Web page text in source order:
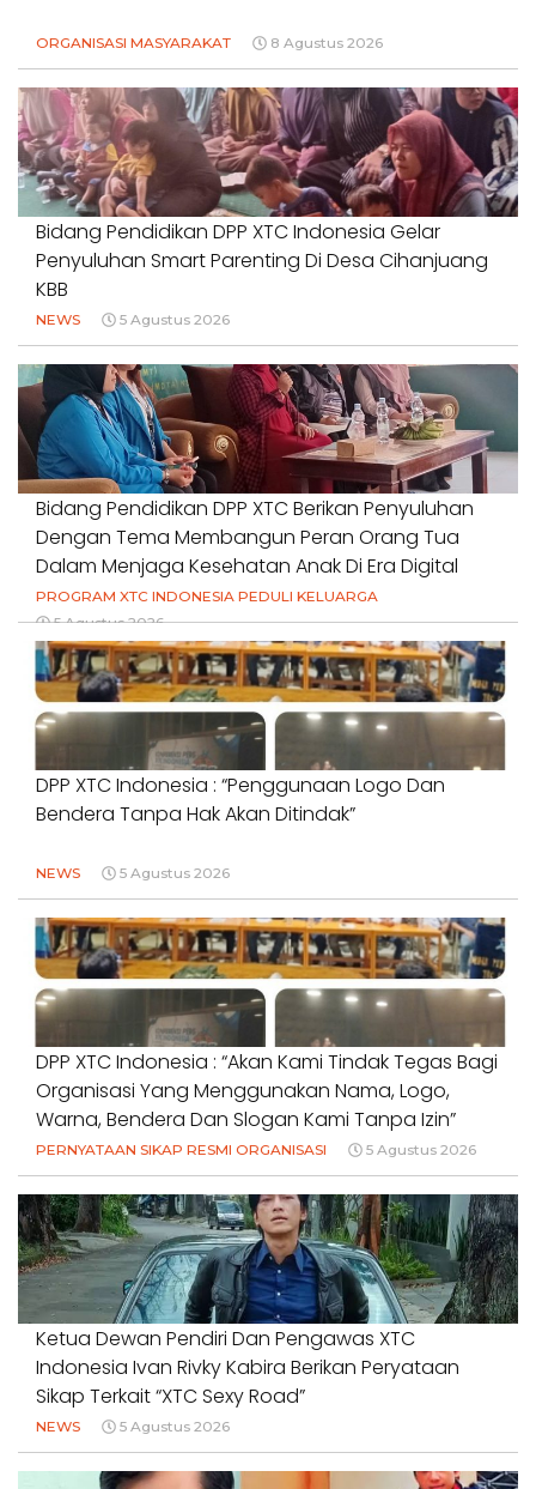
ORGANISASI MASYARAKAT 8 Agustus 2026
Bidang Pendidikan DPP XTC Indonesia Gelar
Penyuluhan Smart Parenting Di Desa Cihanjuang
KBB
NEWS 5 Agustus 2026
Bidang Pendidikan DPP XTC Berikan Penyuluhan
Dengan Tema Membangun Peran Orang Tua
Dalam Menjaga Kesehatan Anak Di Era Digital
PROGRAM XTC INDONESIA PEDULI KELUARGA
5 Agustus 2026
DPP XTC Indonesia : “Penggunaan Logo Dan
Bendera Tanpa Hak Akan Ditindak”
NEWS 5 Agustus 2026
DPP XTC Indonesia : “Akan Kami Tindak Tegas Bagi
Organisasi Yang Menggunakan Nama, Logo,
Warna, Bendera Dan Slogan Kami Tanpa Izin”
PERNYATAAN SIKAP RESMI ORGANISASI 5 Agustus 2026
Ketua Dewan Pendiri Dan Pengawas XTC
Indonesia Ivan Rivky Kabira Berikan Peryataan
Sikap Terkait “XTC Sexy Road”
NEWS 5 Agustus 2026